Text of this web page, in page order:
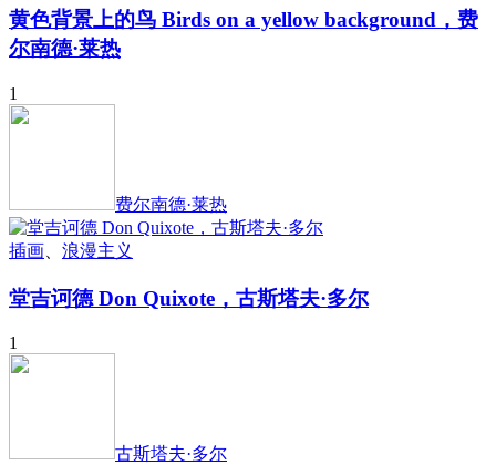
黄色背景上的鸟 Birds on a yellow background，费
尔南德·莱热
1
费尔南德·莱热
插画 浪漫主义
堂吉诃德 Don Quixote，古斯塔夫·多尔
1
古斯塔夫·多尔